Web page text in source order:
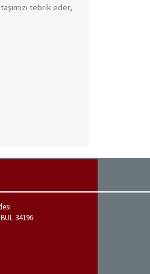
tebrik eder,
34196